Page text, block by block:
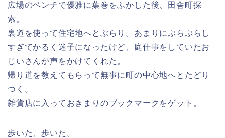
広場のベンチで優雅に葉巻をふかした後、田舎町探
索。
裏道を使って住宅地へとぶらり。あまりにぶらぶらし
すぎてかるく迷子になったけど、庭仕事をしていたお
じいさんが声をかけてくれた。
帰り道を教えてもらって無事に町の中心地へとたどり
つく。
雑貨店に入っておきまりのブックマークをゲット。
歩いた、歩いた。